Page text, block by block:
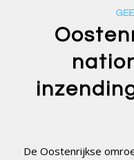
De Oostenrijkse